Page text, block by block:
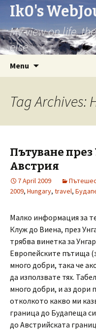
Ik0's
My view on life,
else
Menu
Tag Archives:
Пътуване
Австрия
7 April 2009
2009, Hungary, travel,
Малко информация за
Клуж до Виена, през
трябва винетка за
Европейските пътища
много добри, така че
да използвате тях.
много добри, и аз дори
отколкото какво ми
граница до Будапеща
до Австрийската